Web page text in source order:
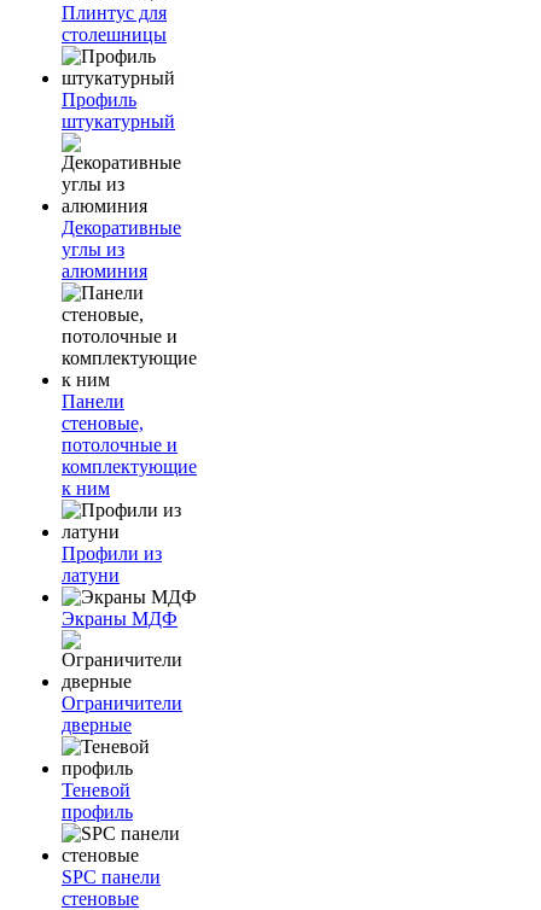
Плинтус для
столешницы
Профиль
штукатурный
Декоративные
углы из
алюминия
Панели
стеновые,
потолочные и
комплектующие
к ним
Профили из
латуни
Экраны МДФ
Ограничители
дверные
Теневой
профиль
SPC панели
стеновые